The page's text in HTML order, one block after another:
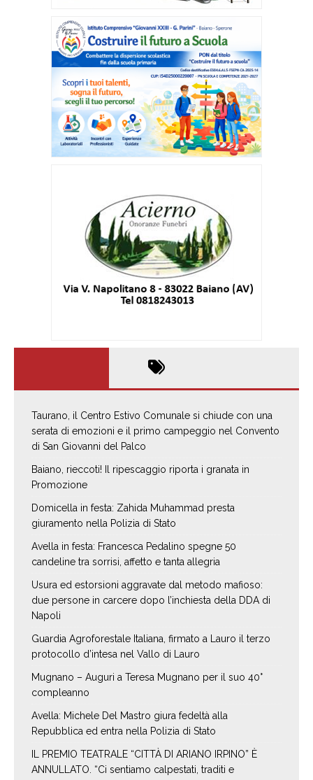
Taurano, il Centro Estivo Comunale si chiude con una
serata di emozioni e il primo campeggio nel Convento
di San Giovanni del Palco
Baiano, rieccoti! Il ripescaggio riporta i granata in
Promozione
Domicella in festa: Zahida Muhammad presta
giuramento nella Polizia di Stato
Avella in festa: Francesca Pedalino spegne 50
candeline tra sorrisi, affetto e tanta allegria
Usura ed estorsioni aggravate dal metodo mafioso:
due persone in carcere dopo l’inchiesta della DDA di
Napoli
Guardia Agroforestale Italiana, firmato a Lauro il terzo
protocollo d’intesa nel Vallo di Lauro
Mugnano – Auguri a Teresa Mugnano per il suo 40°
compleanno
Avella: Michele Del Mastro giura fedeltà alla
Repubblica ed entra nella Polizia di Stato
IL PREMIO TEATRALE “CITTÀ DI ARIANO IRPINO” È
ANNULLATO. “Ci sentiamo calpestati, traditi e